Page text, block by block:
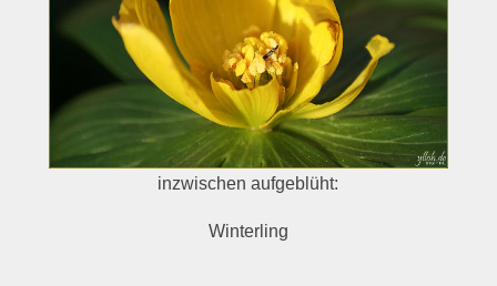
inzwischen aufgeblüht:
Winterling